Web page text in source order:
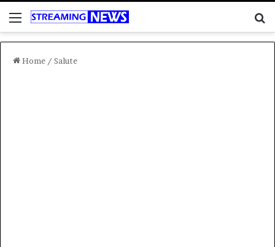
Menu
Home / Salute